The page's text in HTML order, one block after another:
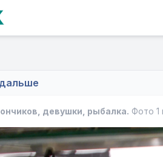
девушки, рыбалка. Фото 1